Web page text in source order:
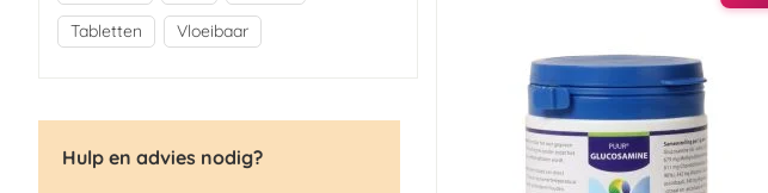
Tabletten
Vloeibaar
Hulp en advies nodig?